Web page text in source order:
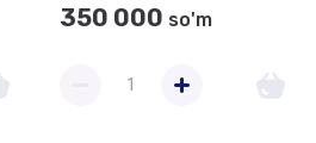
350 000 so'm